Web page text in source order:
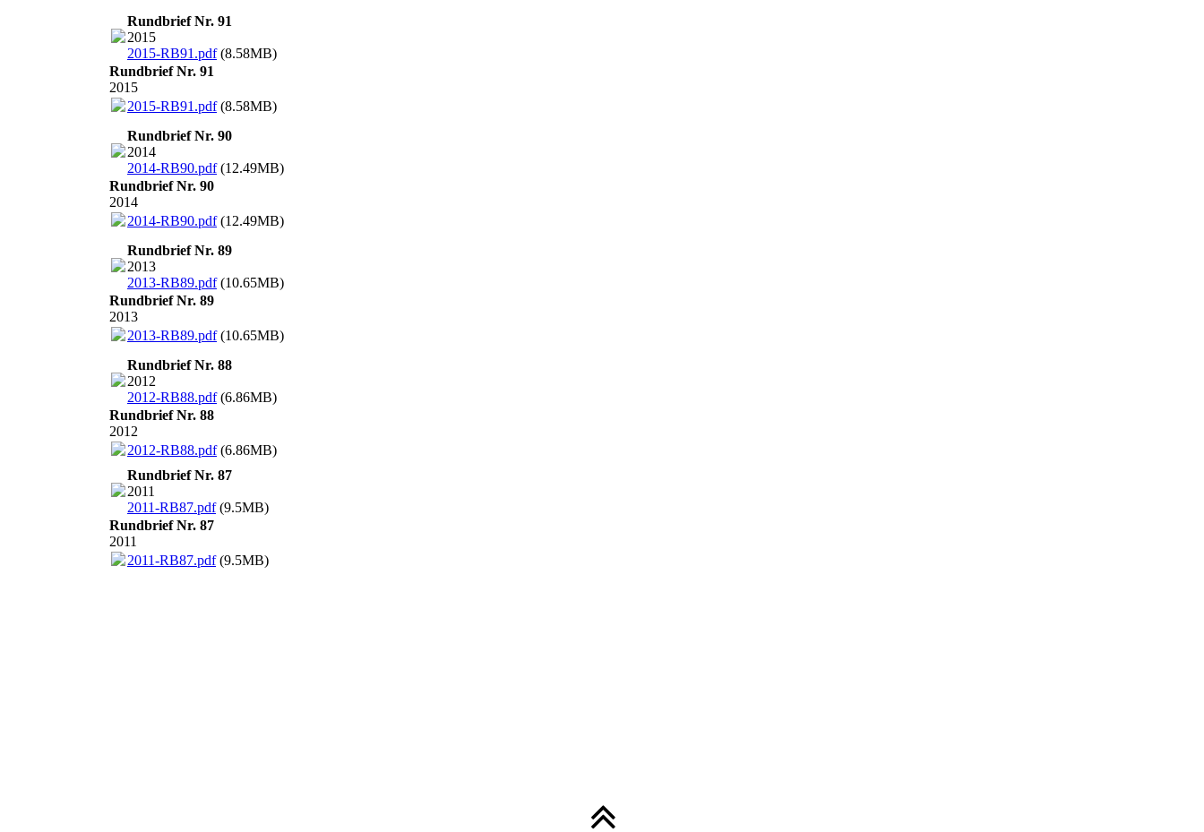
Rundbrief Nr. 91
2015
2015-RB91.pdf(8.58MB)
Rundbrief Nr. 91
2015
2015-RB91.pdf(8.58MB)
Rundbrief Nr. 90
2014
2014-RB90.pdf(12.49MB)
Rundbrief Nr. 90
2014
2014-RB90.pdf(12.49MB)
Rundbrief Nr. 89
2013
2013-RB89.pdf(10.65MB)
Rundbrief Nr. 89
2013
2013-RB89.pdf(10.65MB)
Rundbrief Nr. 88
2012
2012-RB88.pdf(6.86MB)
Rundbrief Nr. 88
2012
2012-RB88.pdf(6.86MB)
Rundbrief Nr. 87
2011
2011-RB87.pdf(9.5MB)
Rundbrief Nr. 87
2011
2011-RB87.pdf(9.5MB)